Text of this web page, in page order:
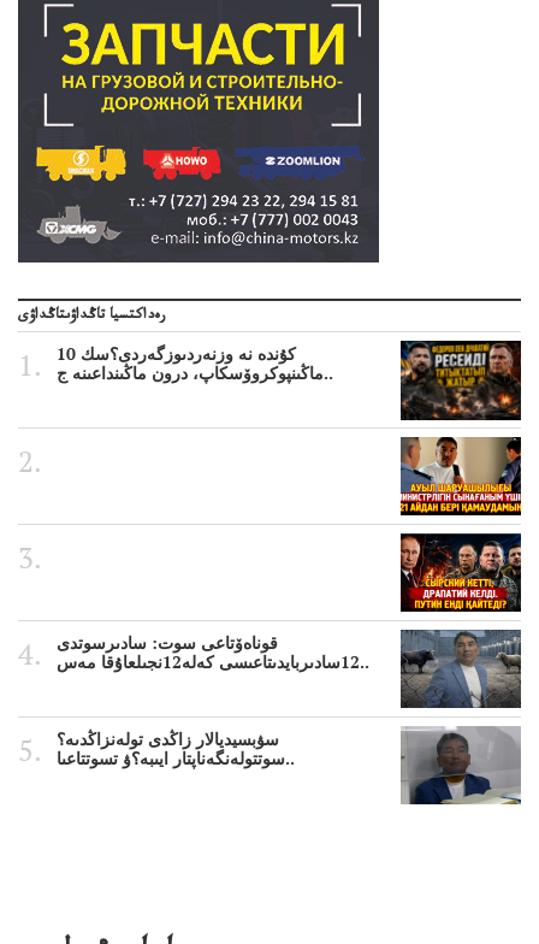
رەداكتسيا تاڭداۋىتاڭداۋى
10 كۇندە نە وزنەردىوزگەردى؟سك
ماڭىنپوكروۆسكاپ، درون ماڭىنداعىنە ج..
قوناەۆتاعى سوت: سادىرسوتدى
12سادىربايدىتاعىسى كەلە12نجىلعاۇقا مەس..
سۋبسيديالار زاڭدى تولەنزاڭدىە؟
سوتتولەنگەناپتار ايىبە؟ۋ تسوتتاعىا..